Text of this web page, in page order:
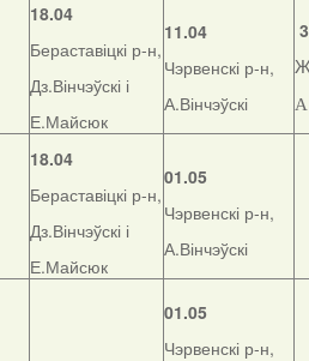
18.04
Бераставіцкі р-н,
Дз.Вінчэўскі і
Е.Майсюк
11.04
Чэрвенскі р-н,
А.Вінчэўскі
18.04
Бераставіцкі р-н,
Дз.Вінчэўскі і
Е.Майсюк
01.05
Чэрвенскі р-н,
А.Вінчэўскі
01.05
Чэрвенскі р-н,